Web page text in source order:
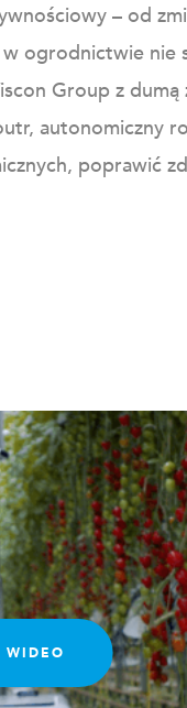
– od
ogrodnictwie nie
Group z dumą
, autonomiczny
poprawić
WIDEO